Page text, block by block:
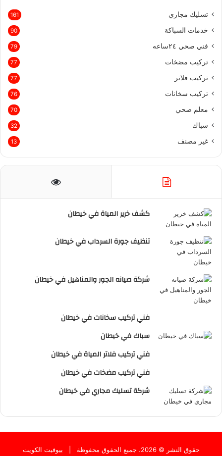
تسليك مجاري 161
خدمات السباكة 90
فني صحي ٢٤ساعه 79
تركيب مضخات 77
تركيب فلاتر 77
تركيب سخانات 76
معلم صحي 70
سباك 32
غير مصنف 13
كشف خرير المياة في خيطان
تنظيف جورة السرداب في خيطان
شركة صيانه الجور والمناهيل في خيطان
فني تركيب سخانات في خيطان
سباك في خيطان
فني تركيب فلاتر المياة في خيطان
فني تركيب مضخات في خيطان
شركة تسليك مجاري في خيطان
حقوق النشر © 2026، جميع الحقوق محفوظة | بيوفيت الكويت